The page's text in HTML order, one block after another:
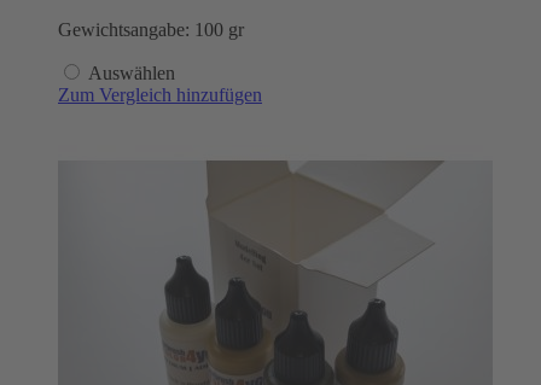
Gewichtsangabe: 100 gr
Auswählen
Zum Vergleich hinzufügen